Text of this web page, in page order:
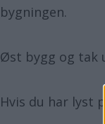
bygningen.
Øst bygg og tak
Hvis du har lyst